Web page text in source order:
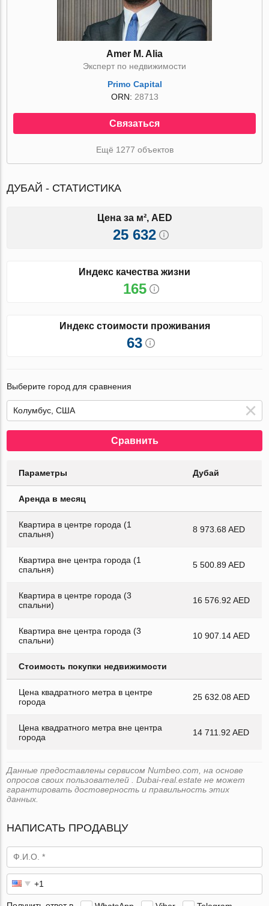
Amer M. Alia
Эксперт по недвижимости
Primo Capital
ORN: 28713
Связаться
Ещё 1277 объектов
ДУБАЙ - СТАТИСТИКА
Цена за м², AED
25 632
Индекс качества жизни
165
Индекс стоимости проживания
63
Выберите город для сравнения
Сравнить
Параметры Дубай
Аренда в месяц
Квартира в центре города (1
спальня)
8 973.68 AED
Квартира вне центра города (1
спальня)
5 500.89 AED
Квартира в центре города (3
спальни)
16 576.92 AED
Квартира вне центра города (3
спальни)
10 907.14 AED
Стоимость покупки недвижимости
Цена квадратного метра в центре
города
25 632.08 AED
Цена квадратного метра вне центра
города
14 711.92 AED
Данные предоставлены сервисом Numbeo.com, на основе
опросов своих пользователей . Dubai-real.estate не может
гарантировать достоверность и правильность этих
данных.
НАПИСАТЬ ПРОДАВЦУ